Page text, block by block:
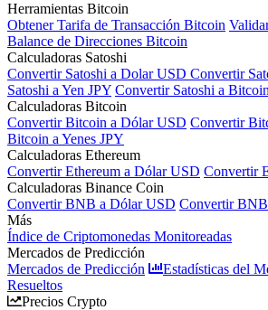
Herramientas Bitcoin
Obtener Tarifa de Transacción Bitcoin
Balance de Direcciones Bitcoin
Calculadoras Satoshi
Convertir Satoshi a Dolar USD Convertir
Satoshi a Yen JPY Convertir Satoshi a Bitcoin
Calculadoras Bitcoin
Convertir Bitcoin a Dólar USD Convertir
Bitcoin a Yenes JPY
Calculadoras Ethereum
Convertir Ethereum a Dólar USD Convertir
Calculadoras Binance Coin
Convertir BNB a Dólar USD Convertir
Más
Índice de Criptomonedas Monitoreadas
Mercados de Predicción
Mercados de Predicción
Estadísticas del
Resueltos
Precios Crypto